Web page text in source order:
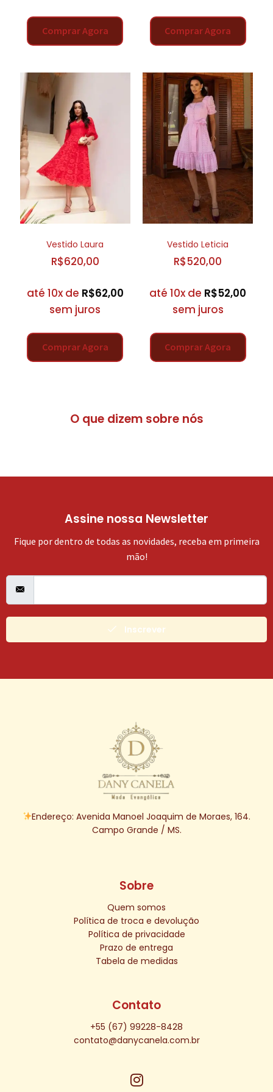
Comprar Agora Comprar Agora
Vestido Laura
R$620,00
até 10x de R$62,00
sem juros
Comprar Agora
Vestido Leticia
R$520,00
até 10x de R$52,00
sem juros
Comprar Agora
O que dizem sobre nós
Assine nossa Newsletter
Fique por dentro de todas as novidades, receba em primeira
mão!
Inscrever
Endereço: Avenida Manoel Joaquim de Moraes, 164.
Campo Grande / MS.
Sobre
Quem somos
Política de troca e devolução
Política de privacidade
Prazo de entrega
Tabela de medidas
Contato
+55 (67) 99228-8428
contato@danycanela.com.br